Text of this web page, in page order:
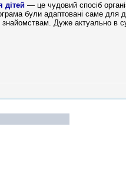
дітей — це чудовий спосіб
були адаптовані саме
Дуже актуально в